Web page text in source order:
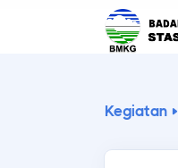
Kegiatan